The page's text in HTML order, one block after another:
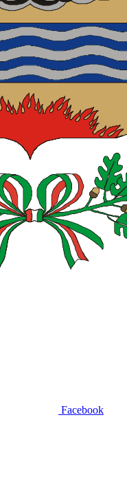
Facebook